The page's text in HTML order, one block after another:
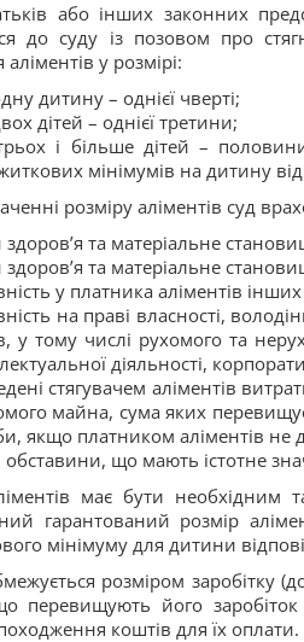
або інших законних
до суду із позовом про
у розмірі:
дитину – однієї чверті;
дітей – однієї третини;
і більше дітей –
мінімумів на дитину
розміру аліментів суд
здоров’я та матеріальне
здоров’я та матеріальне
у платника аліментів
на праві власності,
у тому числі рухомого та
діяльності,
стягувачем аліментів
майна, сума яких
якщо платником аліментів
обставини, що мають істотне
має бути необхідним
гарантований розмір
мінімуму для дитини
розміром заробітку
перевищують його
коштів для їх оплати.